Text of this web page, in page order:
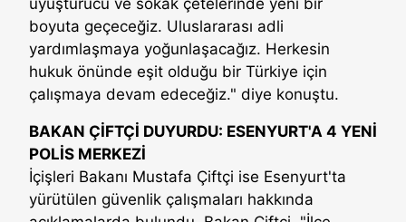
boyuta geçeceğiz. Uluslararası adli
yardımlaşmaya yoğunlaşacağız. Herkesin
hukuk önünde eşit olduğu bir Türkiye için
çalışmaya devam edeceğiz." diye konuştu.
BAKAN ÇİFTÇİ DUYURDU: ESENYURT'A 4 YENİ
POLİS MERKEZİ
İçişleri Bakanı Mustafa Çiftçi ise Esenyurt'ta
yürütülen güvenlik çalışmaları hakkında